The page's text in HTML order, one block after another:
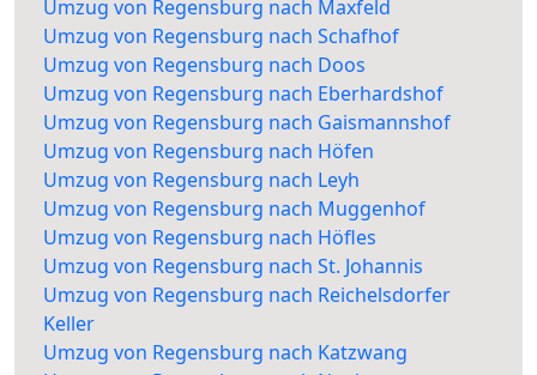
Umzug von Regensburg nach Maxfeld
Umzug von Regensburg nach Schafhof
Umzug von Regensburg nach Doos
Umzug von Regensburg nach Eberhardshof
Umzug von Regensburg nach Gaismannshof
Umzug von Regensburg nach Höfen
Umzug von Regensburg nach Leyh
Umzug von Regensburg nach Muggenhof
Umzug von Regensburg nach Höfles
Umzug von Regensburg nach St. Johannis
Umzug von Regensburg nach Reichelsdorfer
Keller
Umzug von Regensburg nach Katzwang